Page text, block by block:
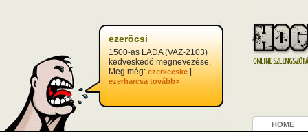
ezeröcsi
1500-as LADA (VAZ-2103)
kedveskedő megnevezése.
Meg még: ezerkecske
ezerharcsa tovább>
HOME